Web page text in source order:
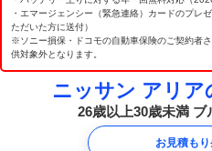
・エマージェンシー（緊急連絡）カードのプレ
ただいた方に送付）
※ソニー損保・ドコモの自動車保険のご契約者
供対象外となります。
ニッサン アリア
26歳以上30歳未満 ブ
お見積も